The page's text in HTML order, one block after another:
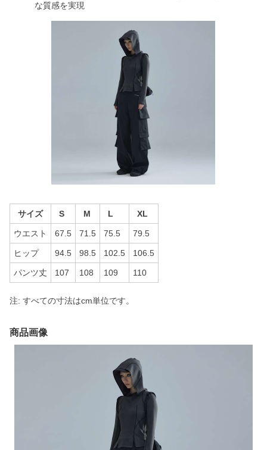
な質感を実現
サイズ S M L XL
ウエスト 67.5 71.5 75.5 79.5
ヒップ 94.5 98.5 102.5 106.5
パンツ丈 107 108 109 110
注: すべての寸法はcm単位です。
商品画像